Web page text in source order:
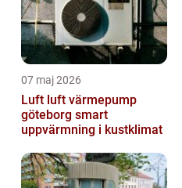
07 maj 2026
Luft luft värmepump
göteborg smart
uppvärmning i kustklimat